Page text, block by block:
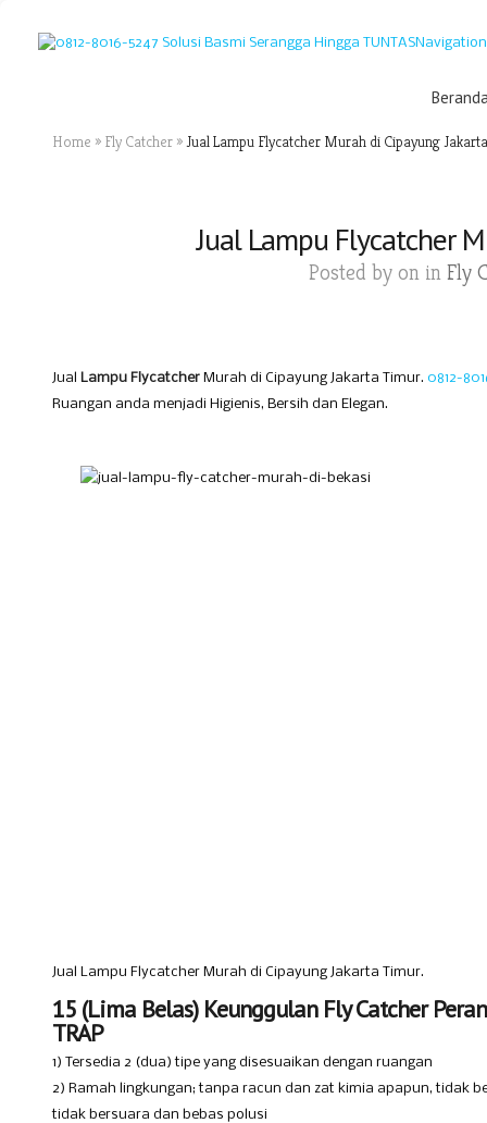
Navigation
Home » Fly Catcher »Jual Lampu Flycatcher Murah di Cipayung
Jual Lampu Flycatcher
Posted by on in Fly
Jual Lampu Flycatcher Murah di Cipayung Jakarta Timur. 0812-
Ruangan anda menjadi Higienis, Bersih dan Elegan.
Jual Lampu Flycatcher Murah di Cipayung Jakarta Timur.
15 (Lima Belas) Keunggulan Fly Catcher
TRAP
1) Tersedia 2 (dua) tipe yang disesuaikan dengan ruangan
2) Ramah lingkungan; tanpa racun dan zat kimia apapun, tidak
tidak bersuara dan bebas polusi